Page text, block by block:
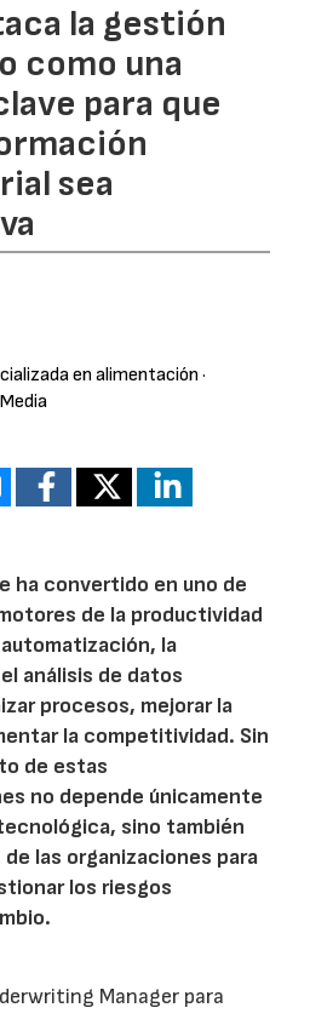
la gestión
como una
para que
sea
en alimentación ·
ha convertido en uno de
de la productividad
la
análisis de datos
procesos, mejorar la
la competitividad. Sin
de estas
no depende únicamente
sino también
las organizaciones para
los riesgos
Manager para